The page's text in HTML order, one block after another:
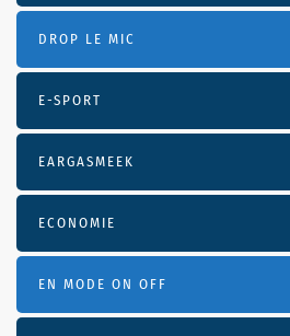
DROP LE MIC
E-SPORT
EARGASMEEK
ECONOMIE
EN MODE ON OFF